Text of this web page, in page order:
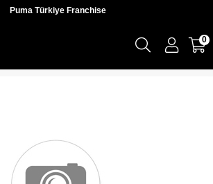
Puma Türkiye Franchise
0